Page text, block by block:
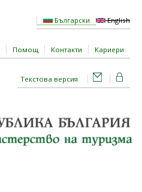
Български English
Помощ Контакти Кариери
Текстова версия